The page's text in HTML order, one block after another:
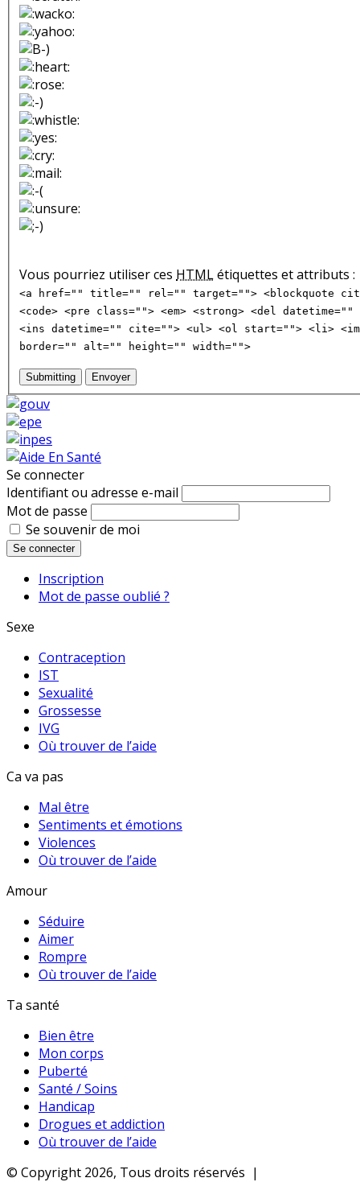
Vous pourriez utiliser ces HTMLétiquettes et attributs :
<a href="" title="" rel="" target=""> <blockquote
<code> <pre class=""> <em> <strong> <del
<ins datetime="" cite=""> <ul> <ol start=""> <li>
border="" alt="" height="" width="">
Submitting Envoyer
Se connecter
Identifiant ou adresse e-mail
Mot de passe
Se souvenir de moi
Se connecter
Inscription
Mot de passe oublié ?
Sexe
Contraception
IST
Sexualité
Grossesse
IVG
Où trouver de l’aide
Ca va pas
Mal être
Sentiments et émotions
Violences
Où trouver de l’aide
Amour
Séduire
Aimer
Rompre
Où trouver de l’aide
Ta santé
Bien être
Mon corps
Puberté
Santé / Soins
Handicap
Drogues et addiction
Où trouver de l’aide
© Copyright 2026, Tous droits réservés |